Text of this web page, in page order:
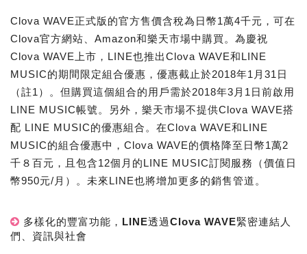
Clova WAVE正式版的官方售價含稅為日幣1萬4千元，可在
Clova官方網站、Amazon和樂天市場中購買。為慶祝
Clova WAVE上市，LINE也推出Clova WAVE和LINE
MUSIC的期間限定組合優惠，優惠截止於2018年1月31日
（註1）。但購買這個組合的用戶需於2018年3月1日前啟用
LINE MUSIC帳號。另外，樂天市場不提供Clova WAVE搭
配 LINE MUSIC的優惠組合。在Clova WAVE和LINE
MUSIC的組合優惠中，Clova WAVE的價格降至日幣1萬2
千８百元，且包含12個月的LINE MUSIC訂閱服務（價值日
幣950元/月）。未來LINE也將增加更多的銷售管道。
多樣化的豐富功能，LINE透過Clova WAVE緊密連結人
們、資訊與社會